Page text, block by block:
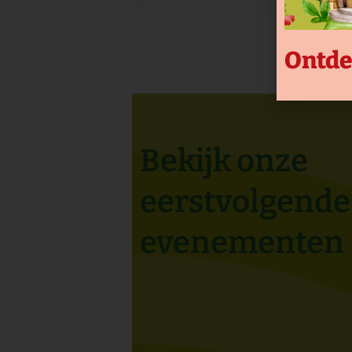
Bekijk onze
eerstvolgende
evenementen